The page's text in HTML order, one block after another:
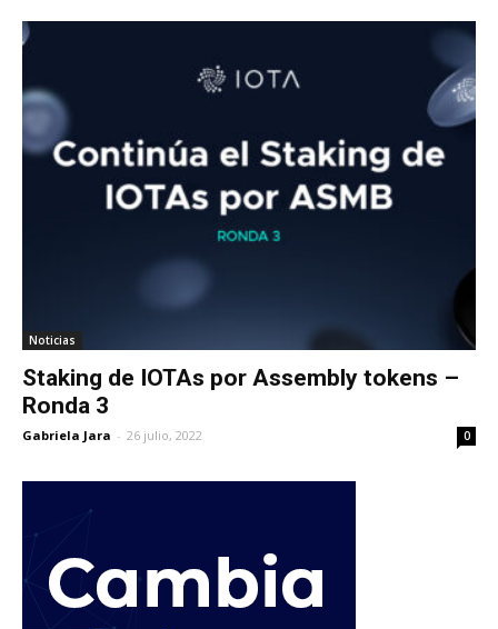
Noticias
Staking de IOTAs por Assembly tokens –
Ronda 3
Gabriela Jara - 26 julio, 2022 0